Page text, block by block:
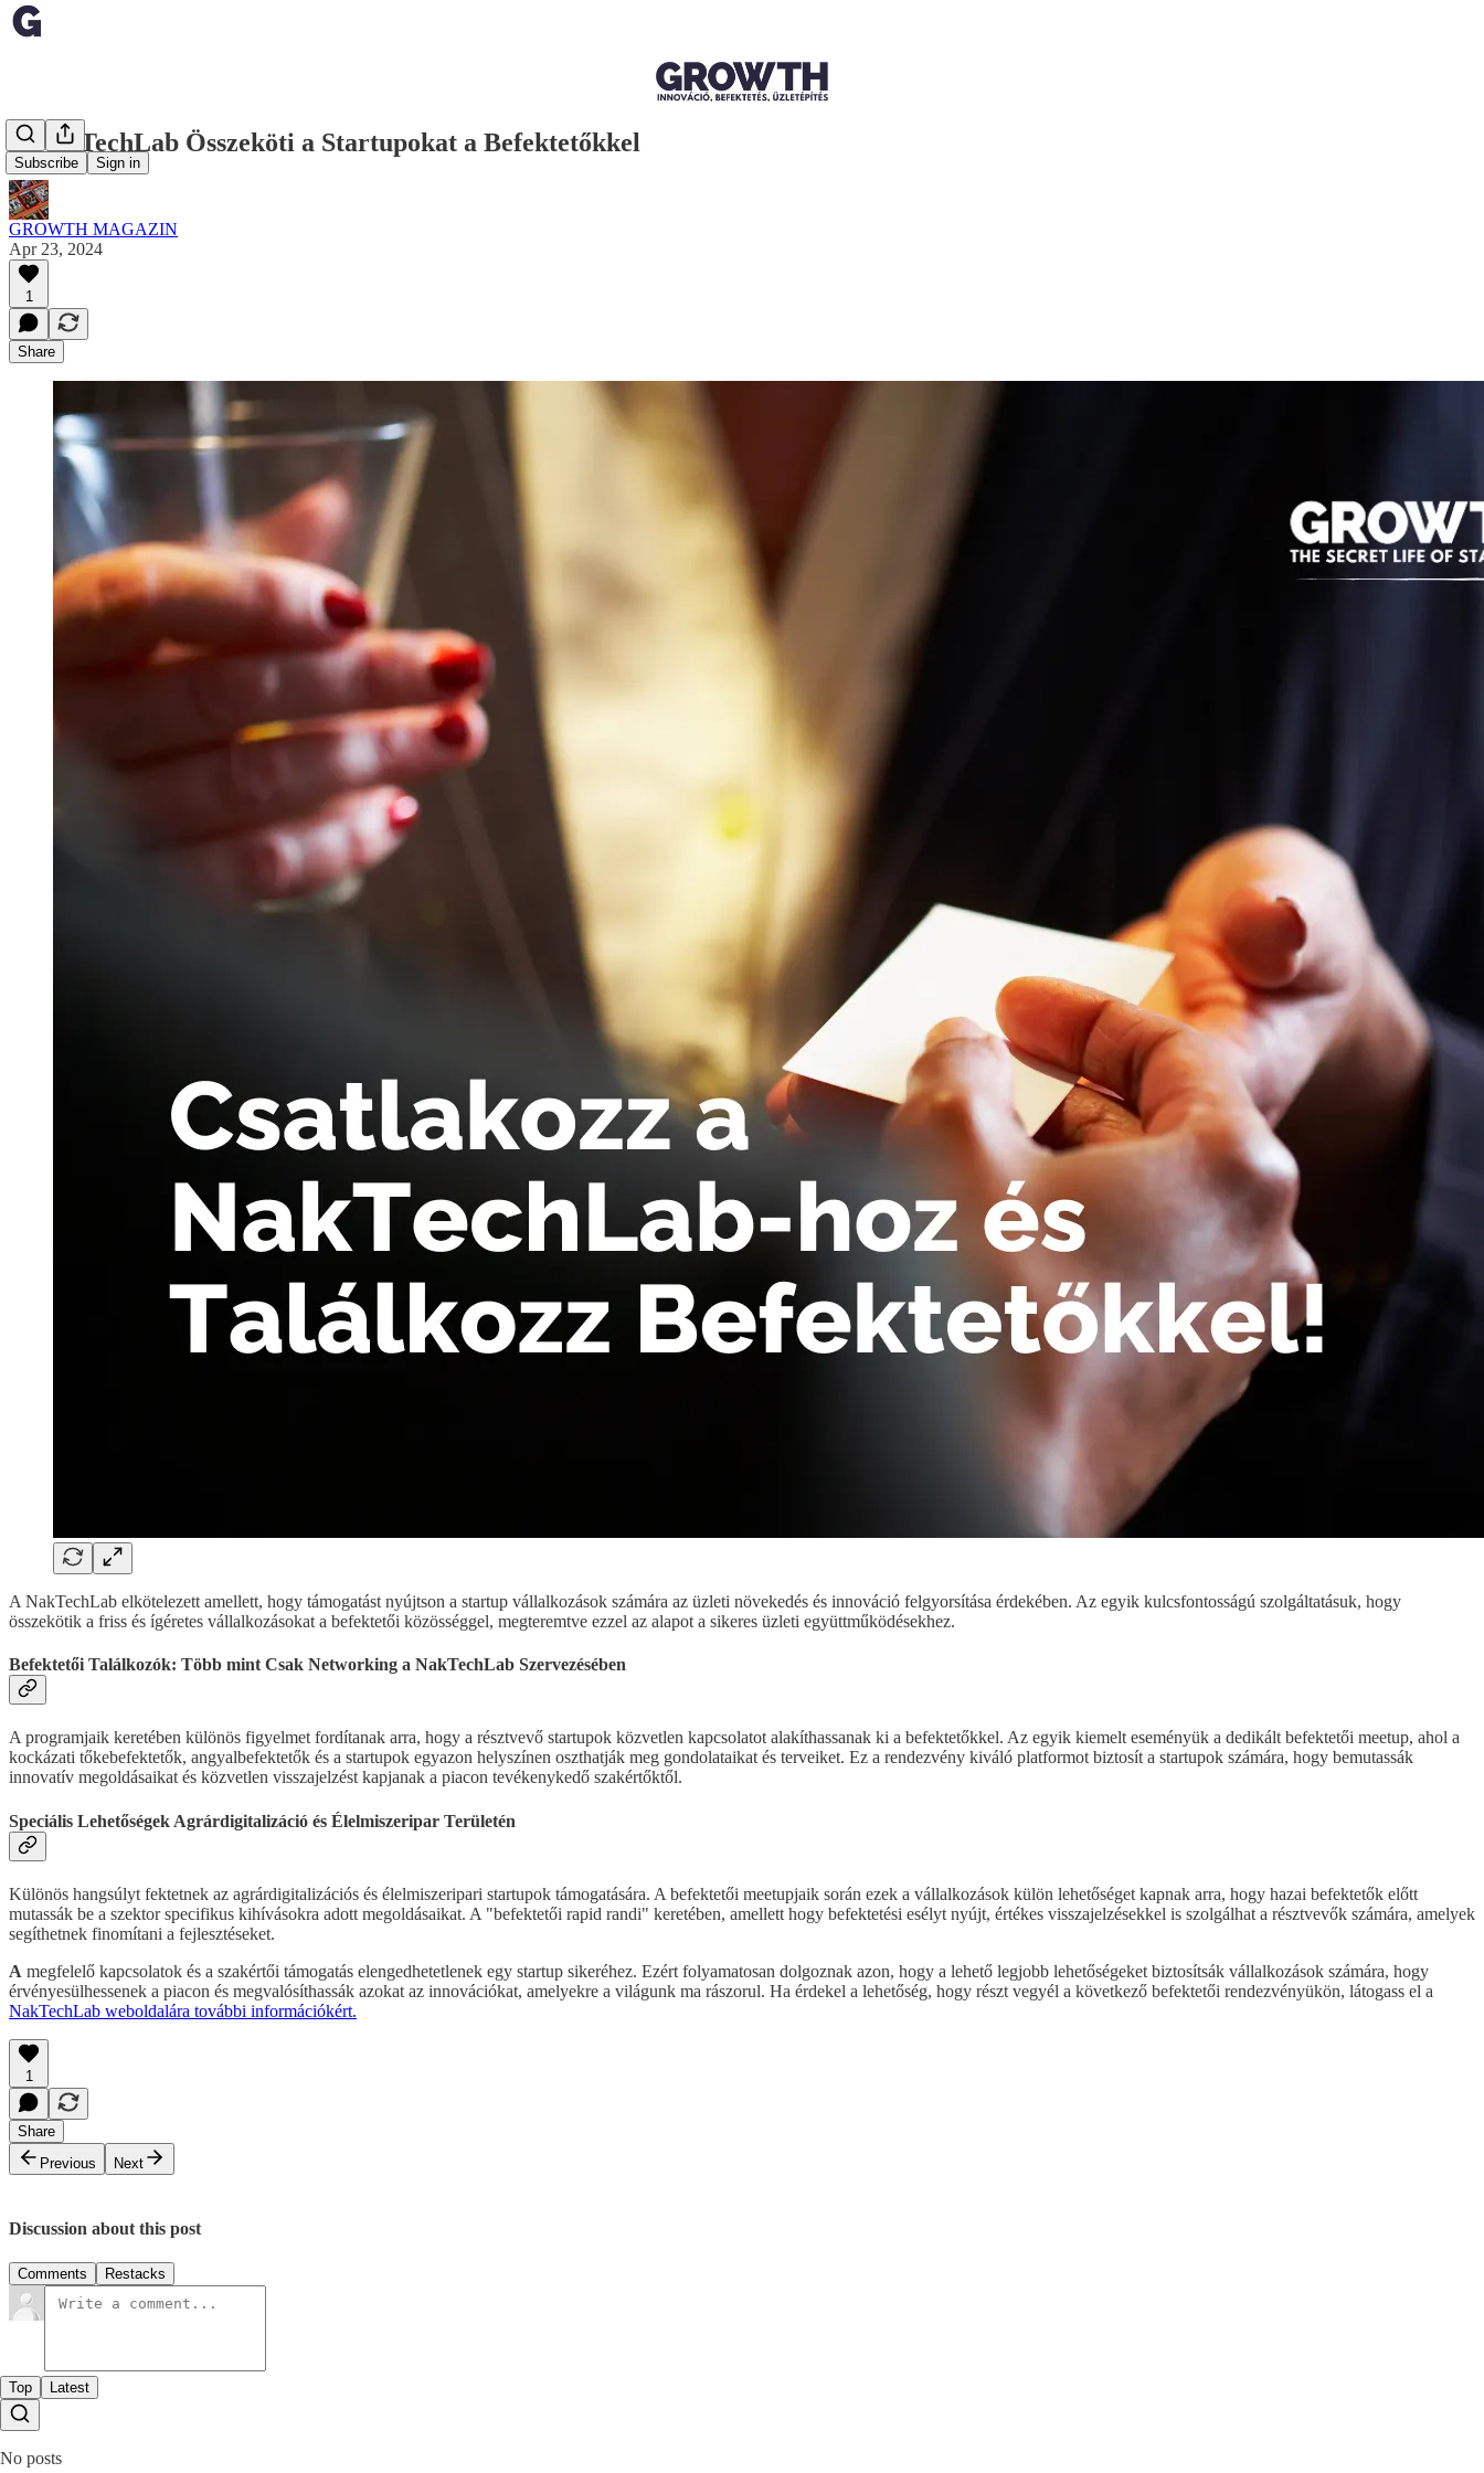
Subscribe Sign in
A NakTechLab Összeköti a Startupokat a Befektetőkkel
GROWTH MAGAZIN
Apr 23, 2024
1
Share
A NakTechLab elkötelezett amellett, hogy támogatást nyújtson a startup vállalkozások számára az üzleti növekedés és innováció felgyorsítása érdekében. Az egyik kulcsfontosságú szolgáltatásuk, hogy
összekötik a friss és ígéretes vállalkozásokat a befektetői közösséggel, megteremtve ezzel az alapot a sikeres üzleti együttműködésekhez.
Befektetői Találkozók: Több mint Csak Networking a NakTechLab Szervezésében
A programjaik keretében különös figyelmet fordítanak arra, hogy a résztvevő startupok közvetlen kapcsolatot alakíthassanak ki a befektetőkkel. Az egyik kiemelt eseményük a dedikált befektetői meetup, ahol a
kockázati tőkebefektetők, angyalbefektetők és a startupok egyazon helyszínen oszthatják meg gondolataikat és terveiket. Ez a rendezvény kiváló platformot biztosít a startupok számára, hogy bemutassák
innovatív megoldásaikat és közvetlen visszajelzést kapjanak a piacon tevékenykedő szakértőktől.
Speciális Lehetőségek Agrárdigitalizáció és Élelmiszeripar Területén
Különös hangsúlyt fektetnek az agrárdigitalizációs és élelmiszeripari startupok támogatására. A befektetői meetupjaik során ezek a vállalkozások külön lehetőséget kapnak arra, hogy hazai befektetők előtt
mutassák be a szektor specifikus kihívásokra adott megoldásaikat. A "befektetői rapid randi" keretében, amellett hogy befektetési esélyt nyújt, értékes visszajelzésekkel is szolgálhat a résztvevők számára, amelyek
segíthetnek finomítani a fejlesztéseket.
A megfelelő kapcsolatok és a szakértői támogatás elengedhetetlenek egy startup sikeréhez. Ezért folyamatosan dolgoznak azon, hogy a lehető legjobb lehetőségeket biztosítsák vállalkozások számára, hogy
érvényesülhessenek a piacon és megvalósíthassák azokat az innovációkat, amelyekre a világunk ma rászorul. Ha érdekel a lehetőség, hogy részt vegyél a következő befektetői rendezvényükön, látogass el a
NakTechLab weboldalára további információkért.
1
Share
Previous
Next
Discussion about this post
Comments Restacks
Top Latest
No posts